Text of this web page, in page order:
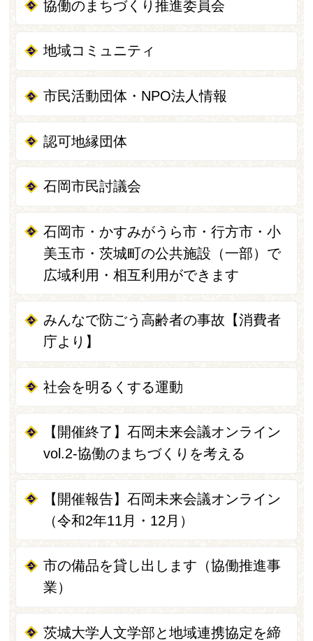
協働のまちづくり推進委員会
地域コミュニティ
市民活動団体・NPO法人情報
認可地縁団体
石岡市民討議会
石岡市・かすみがうら市・行方市・小
美玉市・茨城町の公共施設（一部）で
広域利用・相互利用ができます
みんなで防ごう高齢者の事故【消費者
庁より】
社会を明るくする運動
【開催終了】石岡未来会議オンライン
vol.2-協働のまちづくりを考える
【開催報告】石岡未来会議オンライン
（令和2年11月・12月）
市の備品を貸し出します（協働推進事
業）
茨城大学人文学部と地域連携協定を締